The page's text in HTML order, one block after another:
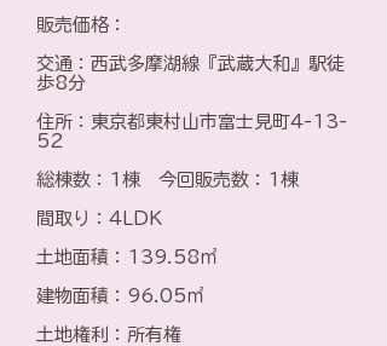
​販売価格：
​交通：西武多摩湖線『武蔵大和』駅徒
歩8分
住所：東京都東村山市富士見町4-13-
52
総棟数：1棟 今回販売数：1棟
間取り：4LDK
土地面積：139.58㎡
建物面積：96.05㎡
土地権利：所有権